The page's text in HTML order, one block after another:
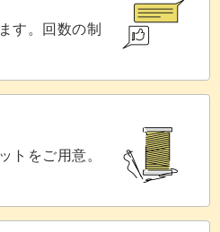
す。回数の制
トをご用意。